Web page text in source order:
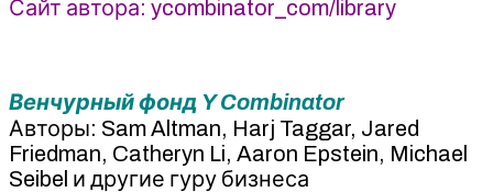
Ycombinator
Сайт автора: ycombinator_com/library
Венчурный фонд Y Combinator
Авторы: Sam Altman, Harj Taggar, Jared
Friedman, Catheryn Li, Aaron Epstein, Michael
Seibel и другие гуру бизнеса